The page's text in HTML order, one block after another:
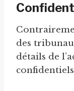
des
détails de